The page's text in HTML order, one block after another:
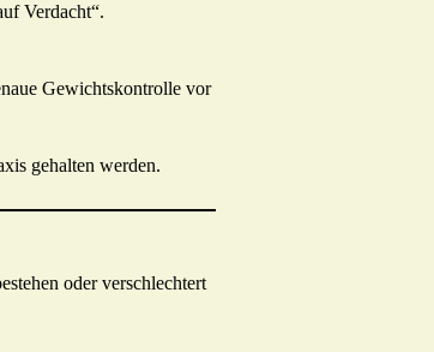
Verdacht“.
Gewichtskontrolle vor
gehalten werden.
oder verschlechtert